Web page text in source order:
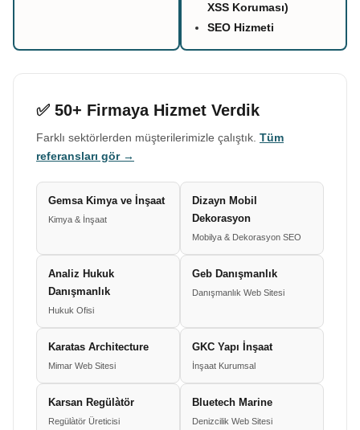
XSS Koruması)
SEO Hizmeti
✅ 50+ Firmaya Hizmet Verdik
Farklı sektörlerden müşterilerimizle çalıştık. Tüm
referansları gör →
Gemsa Kimya ve İnşaat
Kimya & İnşaat
Dizayn Mobil
Dekorasyon
Mobilya & Dekorasyon SEO
Analiz Hukuk
Danışmanlık
Hukuk Ofisi
Geb Danışmanlık
Danışmanlık Web Sitesi
Karatas Architecture
Mimar Web Sitesi
GKC Yapı İnşaat
İnşaat Kurumsal
Karsan Regülàtör
Regülàtör Üreticisi
Bluetech Marine
Denizcilik Web Sitesi